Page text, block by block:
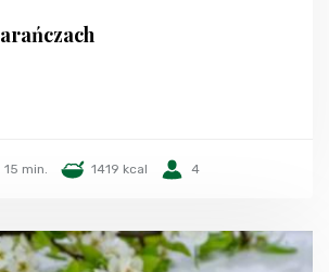
15 min. 1419 kcal 4